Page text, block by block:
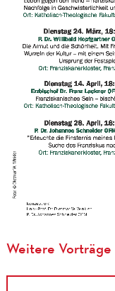
Weitere Vorträge